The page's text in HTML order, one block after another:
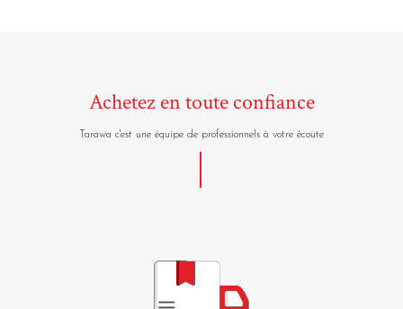
Achetez en toute confiance
Tarawa c'est une équipe de professionnels à votre écoute